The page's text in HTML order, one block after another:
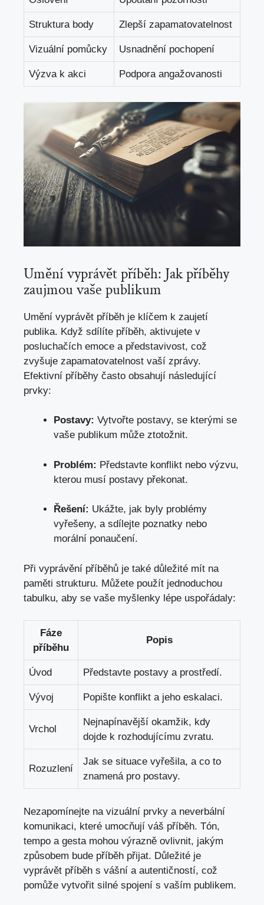
Struktura body Zlepší zapamatovatelnost
Vizuální pomůcky Usnadnění pochopení
Výzva k akci Podpora angažovanosti
Umění vyprávět příběh: Jak příběhy
zaujmou vaše publikum
Umění vyprávět příběh je klíčem k zaujetí
publika. Když sdílíte příběh, aktivujete v
posluchačích emoce a představivost, což
zvyšuje zapamatovatelnost vaší zprávy.
Efektivní příběhy často obsahují následující
prvky:
Postavy: Vytvořte postavy, se kterými se
vaše publikum může ztotožnit.
Problém: Představte konflikt nebo výzvu,
kterou musí postavy překonat.
Řešení: Ukážte, jak byly problémy
vyřešeny, a sdílejte poznatky nebo
morální ponaučení.
Při vyprávění příběhů je také důležité mít na
paměti strukturu. Můžete použít jednoduchou
tabulku, aby se vaše myšlenky lépe uspořádaly:
Fáze
příběhu
Popis
Úvod Představte postavy a prostředí.
Vývoj Popište konflikt a jeho eskalaci.
Vrchol
Nejnapínavější okamžik, kdy
dojde k rozhodujícímu zvratu.
Rozuzlení
Jak se situace vyřešila, a co to
znamená pro postavy.
Nezapomínejte na vizuální prvky a neverbální
komunikaci, které umocňují váš příběh. Tón,
tempo a gesta mohou výrazně ovlivnit, jakým
způsobem bude příběh přijat. Důležité je
vyprávět příběh s vášní a autentičností, což
pomůže vytvořit silné spojení s vaším publikem.